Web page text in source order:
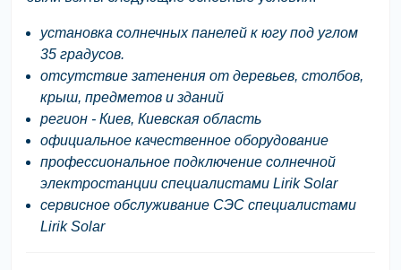
установка солнечных панелей к югу под углом
35 градусов.
отсутствие затенения от деревьев, столбов,
крыш, предметов и зданий
регион - Киев, Киевская область
официальное качественное оборудование
профессиональное подключение солнечной
электростанции специалистами Lirik Solar
сервисное обслуживание СЭС специалистами
Lirik Solar